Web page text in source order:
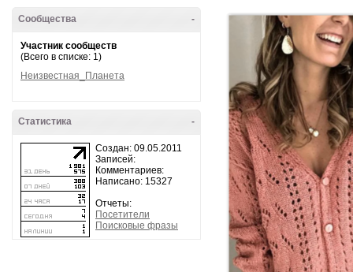
-
Сообщества
Участник сообществ
(Всего в списке: 1)
Неизвестная_Планета
-
Статистика
Создан: 09.05.2011
Записей:
Комментариев:
Написано: 15327
Отчеты:
Посетители
Поисковые фразы